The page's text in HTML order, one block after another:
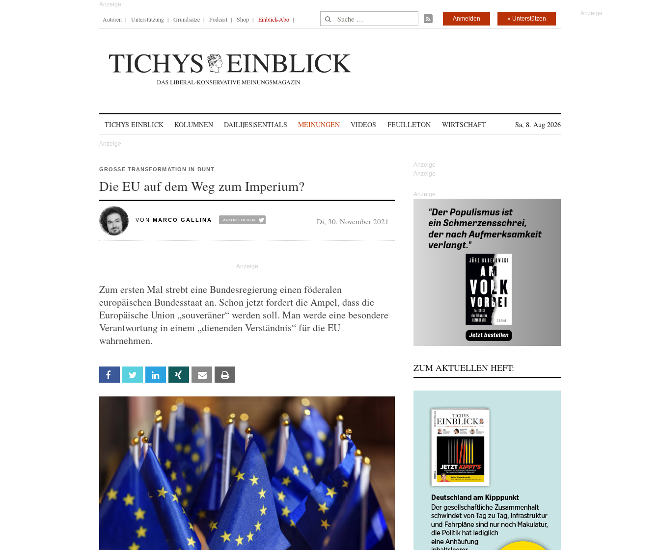
Autoren Unterstützung Grundsätze Podcast Shop Einblick-Abo Suche nach: » Unterstützen
Anmelden
TICHYS EINBLICK KOLUMNEN DAILI|ES|SENTIALS MEINUNGEN VIDEOS FEUILLETON WIRTSCHAFT Sa, 8. Aug 2026
GROSSE TRANSFORMATION IN BUNT
Die EU auf dem Weg zum Imperium?
VON MARCO GALLINA Di, 30. November 2021
Zum ersten Mal strebt eine Bundesregierung einen föderalen
europäischen Bundesstaat an. Schon jetzt fordert die Ampel, dass die
Europäische Union „souveräner“ werden soll. Man werde eine besondere
Verantwortung in einem „dienenden Verständnis“ für die EU
wahrnehmen.
Facebook Twitter Linkedin Xing Email
Anzeige
ZUM AKTUELLEN HEFT: